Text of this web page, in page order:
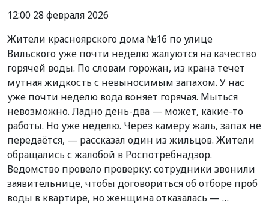
12:00 28 февраля 2026
Жители красноярского дома №16 по улице
Вильского уже почти неделю жалуются на качество
горячей воды. По словам горожан, из крана течет
мутная жидкость с невыносимым запахом. У нас
уже почти неделю вода воняет горячая. Мыться
невозможно. Ладно день-два — может, какие-то
работы. Но уже неделю. Через камеру жаль, запах не
передаётся, — рассказал один из жильцов. Жители
обращались с жалобой в Роспотребнадзор.
Ведомство провело проверку: сотрудники звонили
заявительнице, чтобы договориться об отборе проб
воды в квартире, но женщина отказалась — …